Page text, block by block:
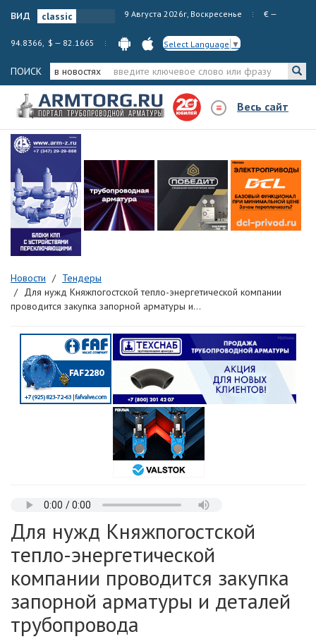
вид 9 Августа 2026г, Воскресенье € —
94.8366, $ — 82.1665 Select Language ▼
ПОИСК в новостях
Весь сайт
Новости
Тендеры
Для нужд Княжпогостской тепло-энергетической компании
проводится закупка запорной арматуры и...
Для нужд Княжпогостской
тепло-энергетической
компании проводится закупка
запорной арматуры и деталей
трубопровода